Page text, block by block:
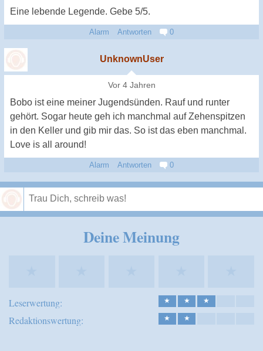
Eine lebende Legende. Gebe 5/5.
Alarm Antworten 0
UnknownUser
Vor 4 Jahren
Bobo ist eine meiner Jugendsünden. Rauf und runter
gehört. Sogar heute geh ich manchmal auf Zehenspitzen
in den Keller und gib mir das. So ist das eben manchmal.
Love is all around!
Alarm Antworten 0
Deine Meinung
Leserwertung: ★ ★ ★
Redaktionswertung: ★ ★